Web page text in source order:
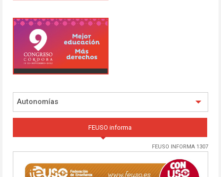
Autonomías
FEUSO informa
FEUSO INFORMA 1307